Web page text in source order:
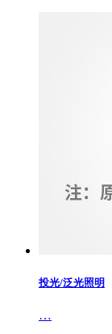
投光/泛光照明
…